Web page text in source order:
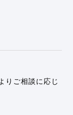
りご相談に応じ